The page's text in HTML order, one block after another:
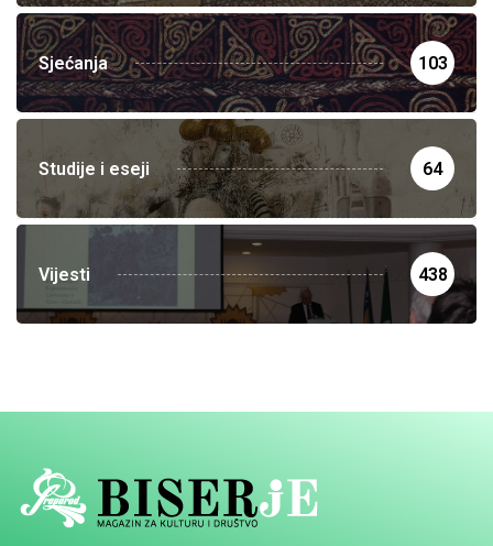
Sjećanja 103
Studije i eseji 64
Vijesti 438